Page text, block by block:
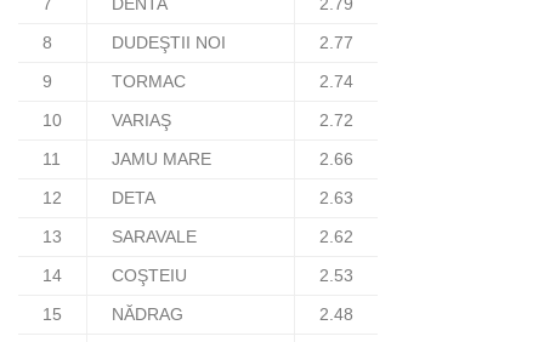
7 DENTA 2.79
8 DUDEŞTII NOI 2.77
9 TORMAC 2.74
10 VARIAŞ 2.72
11 JAMU MARE 2.66
12 DETA 2.63
13 SARAVALE 2.62
14 COŞTEIU 2.53
15 NĂDRAG 2.48